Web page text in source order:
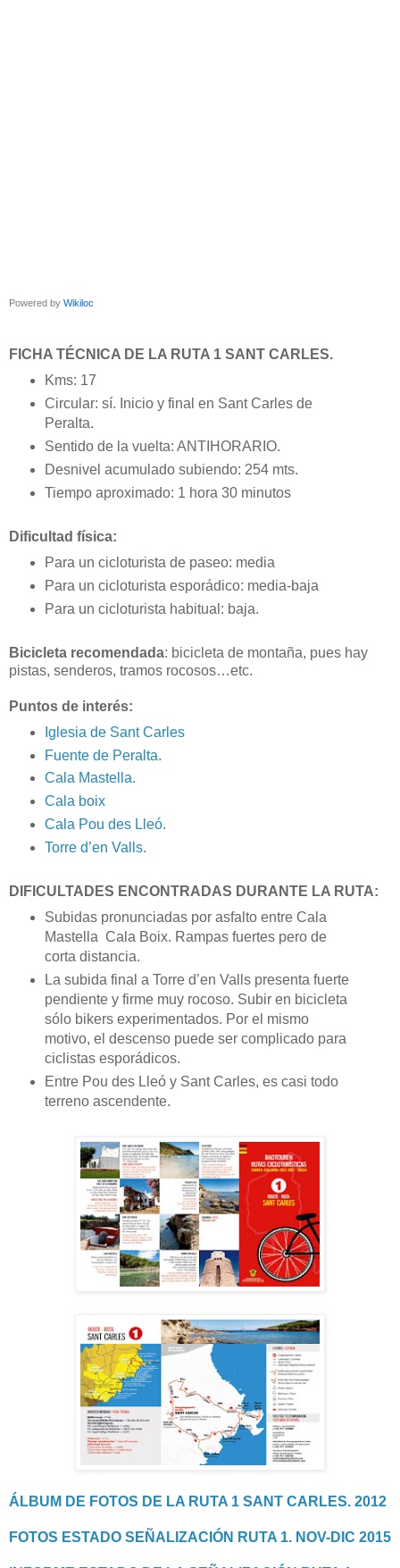
Powered by Wikiloc
FICHA TÉCNICA DE LA RUTA 1 SANT CARLES.
Kms: 17
Circular: sí. Inicio y final en Sant Carles de
Peralta.
Sentido de la vuelta: ANTIHORARIO.
Desnivel acumulado subiendo: 254 mts.
Tiempo aproximado: 1 hora 30 minutos
Dificultad física:
Para un cicloturista de paseo: media
Para un cicloturista esporádico: media-baja
Para un cicloturista habitual: baja.
Bicicleta recomendada: bicicleta de montaña, pues hay
pistas, senderos, tramos rocosos…etc.
Puntos de interés:
Iglesia de Sant Carles
Fuente de Peralta.
Cala Mastella.
Cala boix
Cala Pou des Lleó.
Torre d’en Valls.
DIFICULTADES ENCONTRADAS DURANTE LA RUTA:
Subidas pronunciadas por asfalto entre Cala
Mastella Cala Boix. Rampas fuertes pero de
corta distancia.
La subida final a Torre d’en Valls presenta fuerte
pendiente y firme muy rocoso. Subir en bicicleta
sólo bikers experimentados. Por el mismo
motivo, el descenso puede ser complicado para
ciclistas esporádicos.
Entre Pou des Lleó y Sant Carles, es casi todo
terreno ascendente.
ÁLBUM DE FOTOS DE LA RUTA 1 SANT CARLES. 2012
FOTOS ESTADO SEÑALIZACIÓN RUTA 1. NOV-DIC 2015